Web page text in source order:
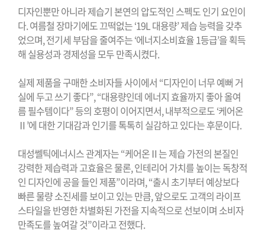
디자인뿐만 아니라 제습기 본연의 압도적인 스펙도 인기 요인이
다.여름철 장마기에도 끄떡없는 ‘19L 대용량’ 제습 능력을 갖추
었으며,전기세 부담을 줄여주는 ‘에너지소비효율 1등급’을 획득
해 실용성과 경제성을 모두 만족시켰다.
실제 제품을 구매한 소비자들 사이에서 “디자인이 너무 예뻐 거
실에 두고 쓰기 좋다”,“대용량인데 에너지 효율까지 좋아 올여
름 필수템이다” 등의 호평이 이어지면서,내부적으로도 ‘케어온
Ⅱ’에 대한 기대감과 인기를 톡톡히 실감하고 있다는 후문이다.
대성쎌틱에너시스 관계자는 “케어온Ⅱ는 제습 가전의 본질인
강력한 제습력과 고효율은 물론,인테리어 가치를 높이는 독창적
인 디자인에 공을 들인 제품”이라며,“출시 초기부터 예상보다
빠른 물량 소진세를 보이고 있는 만큼,앞으로도 고객의 라이프
스타일을 반영한 차별화된 가전을 지속적으로 선보이며 소비자
만족도를 높여갈 것”이라고 전했다.